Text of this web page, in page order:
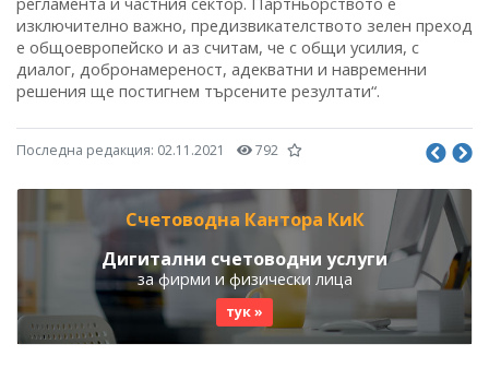
изключително важно, предизвикателството зелен преход
е общоевропейско и аз считам, че с общи усилия, с
диалог, добронамереност, адекватни и навременни
решения ще постигнем търсените резултати“.
Последна редакция: 02.11.2021 792
Счетоводна Кантора КиК
Дигитални счетоводни услуги
за фирми и физически лица
тук »